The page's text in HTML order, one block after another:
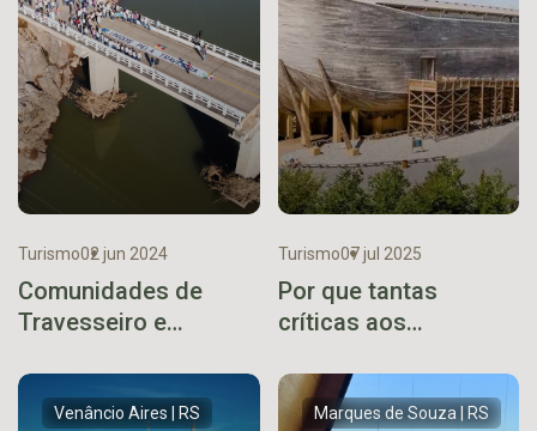
Turismo02 jun 2024
Comunidades de
Travesseiro e
reconstrução de
ponte
Turismo07 jul 2025
Por que tantas
críticas aos
turismo?
Venâncio Aires | RS Marques de Souza | RS